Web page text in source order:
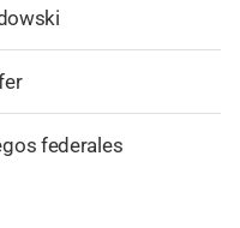
federales